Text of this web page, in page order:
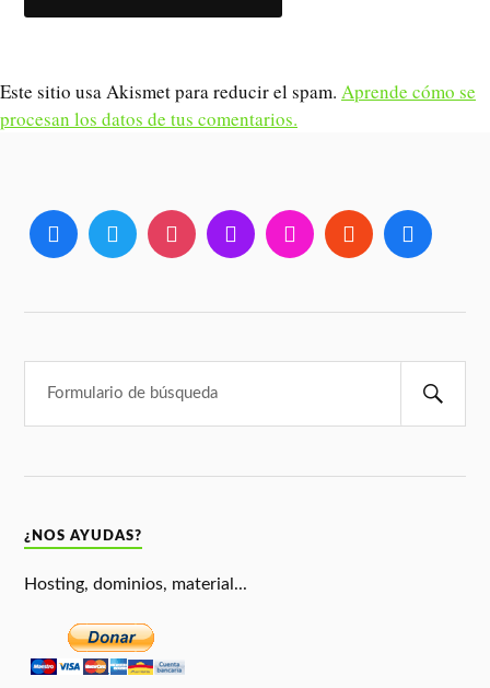
Este sitio usa Akismet para reducir el spam. Aprende cómo se
procesan los datos de tus comentarios.
¿NOS AYUDAS?
Hosting, dominios, material...